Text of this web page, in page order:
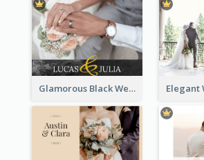
Glamorous Black Wedding Photo Book